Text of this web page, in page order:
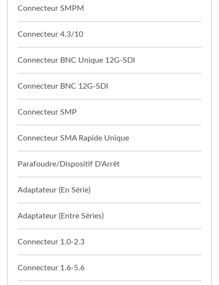
Connecteur SMPM
Connecteur 4.3/10
Connecteur BNC Unique 12G-SDI
Connecteur BNC 12G-SDI
Connecteur SMP
Connecteur SMA Rapide Unique
Parafoudre/Dispositif D'Arrêt
Adaptateur (en Série)
Adaptateur (entre Séries)
Connecteur 1.0-2.3
Connecteur 1.6-5.6